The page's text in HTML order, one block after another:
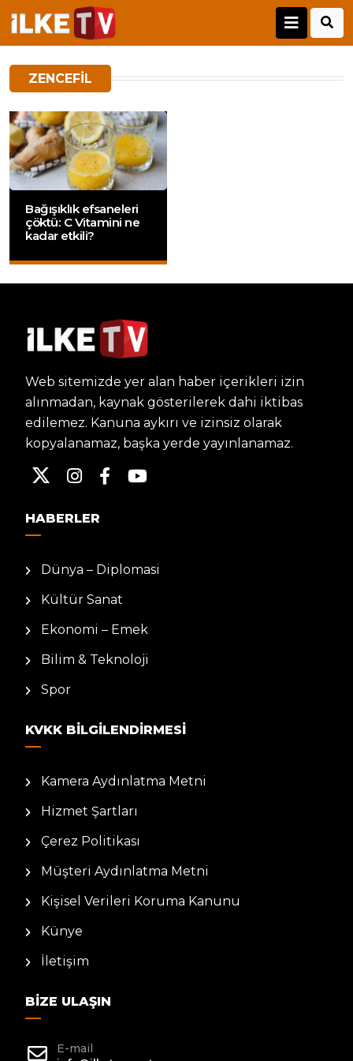
ZENCEFIL
Bağışıklık efsaneleri
çöktü: C Vitamini ne
kadar etkili?
Web sitemizde yer alan haber içerikleri izin
alınmadan, kaynak gösterilerek dahi iktibas
edilemez. Kanuna aykırı ve izinsiz olarak
kopyalanamaz, başka yerde yayınlanamaz.
HABERLER
Dünya – Diplomasi
Kültür Sanat
Ekonomi – Emek
Bilim & Teknoloji
Spor
KVKK BILGILENDIRMESI
Kamera Aydınlatma Metni
Hizmet Şartları
Çerez Politikası
Müşteri Aydınlatma Metni
Kişisel Verileri Koruma Kanunu
Künye
İletişim
BIZE ULAŞIN
E-mail